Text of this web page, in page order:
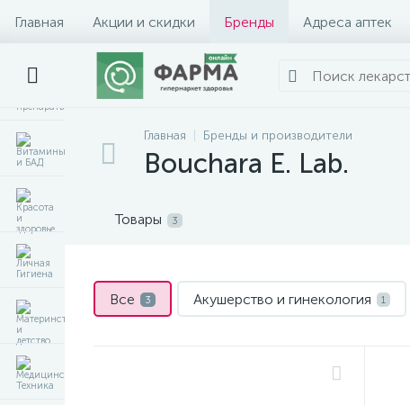
Главная Акции и скидки Бренды Адреса аптек
Главная Бренды и производители
Bouchara E. Lab.
Товары 3
Все 3 Акушерство и гинекология 1